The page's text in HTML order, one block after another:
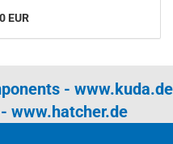
EUR
- www.kuda.de
www.hatcher.de